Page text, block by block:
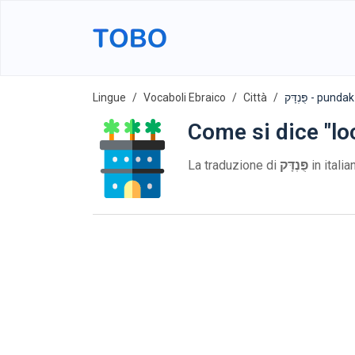
Lingue Vocaboli Ebraico Città פֻּנְדָּק - pundak
Come si dice
La traduzione di פֻּנְדָּק in